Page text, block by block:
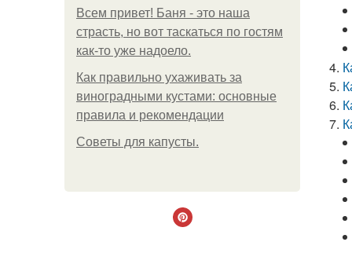
Всем привет! Баня - это наша
страсть, но вот таскаться по гостям
как-то уже надоело.
Как правильно ухаживать за
виноградными кустами: основные
правила и рекомендации
Советы для капусты.